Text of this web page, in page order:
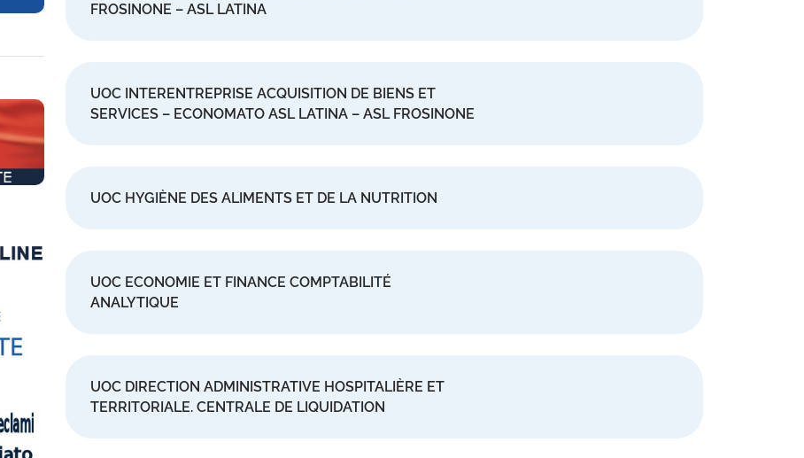
FROSINONE – ASL LATINA
UOC INTERENTREPRISE ACQUISITION DE BIENS ET
SERVICES – ECONOMATO ASL LATINA – ASL FROSINONE
UOC HYGIÈNE DES ALIMENTS ET DE LA NUTRITION
UOC ECONOMIE ET FINANCE COMPTABILITÉ
ANALYTIQUE
UOC DIRECTION ADMINISTRATIVE HOSPITALIÈRE ET
TERRITORIALE. CENTRALE DE LIQUIDATION